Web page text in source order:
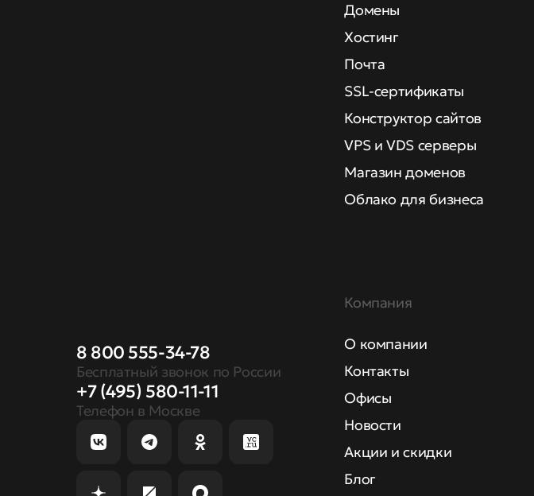
8 800 555-34-78
Бесплатный звонок по России
+7 (495) 580-11-11
Телефон в Москве
Домены
Хостинг
Почта
SSL-сертификаты
Конструктор сайтов
VPS и VDS серверы
Магазин доменов
Облако для бизнеса
Компания
О компании
Контакты
Офисы
Новости
Акции и скидки
Блог